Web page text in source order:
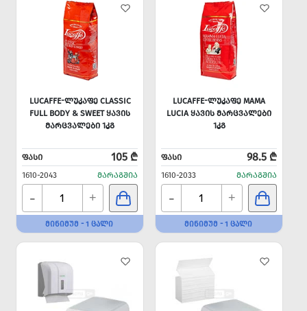
LUCAFFE-ᲚᲣᲙᲐᲤᲔ CLASSIC
FULL BODY & SWEET ᲧᲐᲕᲘᲡ
ᲛᲐᲠᲪᲕᲐᲚᲔᲑᲘ 1ᲙᲒ
ᲤᲐᲡᲘ 105 ₾
1610-2043 ᲛᲐᲠᲐᲒᲨᲘᲐ
- +
ᲛᲘᲜᲘᲛᲣᲛ - 1 ᲪᲐᲚᲘ
LUCAFFE-ᲚᲣᲙᲐᲤᲔ MAMA
LUCIA ᲧᲐᲕᲘᲡ ᲛᲐᲠᲪᲕᲐᲚᲔᲑᲘ
1ᲙᲒ
ᲤᲐᲡᲘ 98.5 ₾
1610-2033 ᲛᲐᲠᲐᲒᲨᲘᲐ
- +
ᲛᲘᲜᲘᲛᲣᲛ - 1 ᲪᲐᲚᲘ